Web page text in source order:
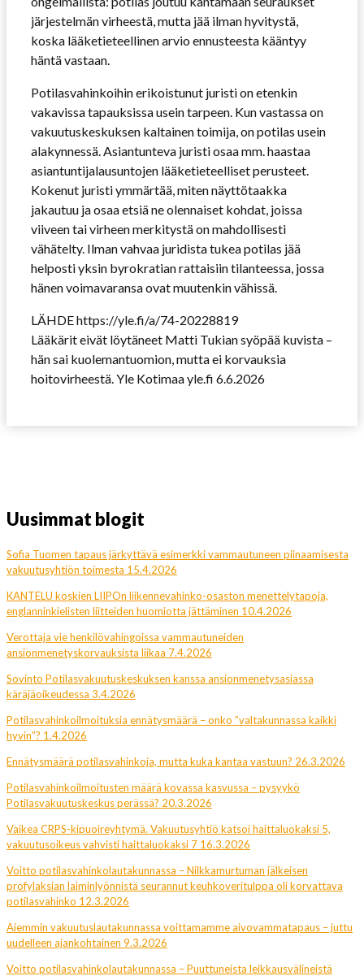
järjestelmän virheestä, mutta jää ilman hyvitystä,
koska lääketieteellinen arvio ennusteesta kääntyy
häntä vastaan.
Potilasvahinkoihin erikoistunut juristi on etenkin
vakavissa tapauksissa usein tarpeen. Kun vastassa on
vakuutuskeskuksen kaltainen toimija, on potilas usein
alakynnessä. Asiantunteva juristi osaa mm. haastaa
asiantuntijalausuntojen lääketieteelliset perusteet.
Kokenut juristi ymmärtää, miten näyttötaakka
jakautuu ja osaa etsiä ne olennaiset kohdat, joissa
viiveen tai virheen merkitystä on mahdollisesti
vähätelty. Ilman vahvaa juridista tukea potilas jää
helposti yksin byrokratian rattaisiin tilanteessa, jossa
hänen voimavaransa ovat muutenkin vähissä.
LÄHDE https://yle.fi/a/74-20228819
Lääkärit eivät löytäneet Matti Tukian syöpää kuvista –
hän sai kuolemantuomion, mutta ei korvauksia
hoitovirheestä. Yle Kotimaa yle.fi 6.6.2026
Uusimmat blogit
Sofia Tuomen tapaus järkyttävä esimerkki vammautuneen piinaamisesta
vakuutusyhtiön toimesta 15.4.2026
KANTELU koskien LIIPOn liikennevahinko-osaston menettelytapoja,
englanninkielisten liitteiden huomiotta jättäminen 10.4.2026
Verottaja vie henkilövahingoissa vammautuneiden
ansionmenetyskorvauksista liikaa 7.4.2026
Sovinto Potilasvakuutuskeskuksen kanssa ansionmenetysasiassa
käräjäoikeudessa 3.4.2026
Potilasvahinkoilmoituksia ennätysmäärä – onko ”valtakunnassa kaikki
hyvin”? 1.4.2026
Ennätysmäärä potilasvahinkoja, mutta kuka kantaa vastuun? 26.3.2026
Potilasvahinkoilmoitusten määrä kovassa kasvussa – pysyykö
Potilasvakuutuskeskus perässä? 20.3.2026
Vaikea CRPS-kipuoireyhtymä. Vakuutusyhtiö katsoi haittaluokaksi 5,
vakuutusoikeus vahvisti haittaluokaksi 7 16.3.2026
Voitto potilasvahinkolautakunnassa – Nilkkamurtuman jälkeisen
profylaksian laiminlyönnistä seurannut keuhkoveritulppa oli korvattava
potilasvahinko 12.3.2026
Aiemmin vakuutuslautakunnassa voittamamme aivovammatapaus – juttu
uudelleen ajankohtainen 9.3.2026
Voitto potilasvahinkolautakunnassa – Puuttuneista leikkausvälineistä